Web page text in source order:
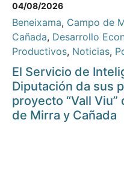
04/08/2026
Beneixama, Campo de
Cañada, Desarrollo
Productivos, Noticias,
El Servicio de
Diputación da sus
proyecto “Vall
de Mirra y Cañada